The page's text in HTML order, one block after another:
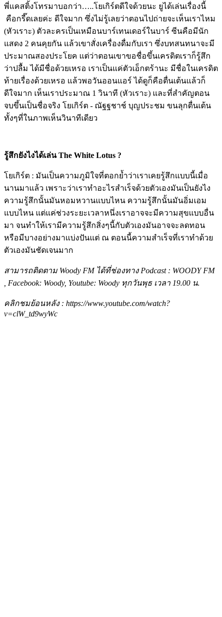
พี่แคสติ้งโทรมาบอกว่า…..โยเกิร์ตดีใจด้วยนะ ยูได้เล่นเรื่องนี้
คือกรี๊ดเลยค่ะ ดีใจมาก ซึ่งไม่รู้เลยว่าตอนไปถ่ายจะเห็นเราไหม
(หัวเราะ) ตัวละครเป็นเหมือนบาร์เทนเดอร์ในบาร์ ซีนคือมีนัก
แสดง 2 คนคุยกัน แล้วเขาสั่งเครื่องดื่มกับเรา ซึ่งบทสนทนาจะมี
ประมาณสองประโยค แต่ว่าตอนเขาขอชื่อขึ้นเครดิตเราก็รู้สึก
ว่าปลื้ม ได้มีชื่อด้วยเหรอ เราเป็นแค่ตัวเอ็กตร้านะ มีชื่อในเครดิต
ท้ายเรื่องด้วยเหรอ แล้วพอวันออนแอร์ ได้ดูก็คือตื่นเต้นแล้วก็
ดีใจมาก เห็นเราประมาณ 1 วินาที (หัวเราะ) และที่สำคัญตอน
จบขึ้นเป็นชื่อจริง โยเกิร์ต - ณัฐฐชาช์ บุญประชม ขนลุกตื่นเต้น
ทั้งๆที่ในภาพเห็นวินาทีเดียว
รู้สึกยังไงได้เล่น The White Lotus ?
โยเกิร์ต : มันเป็นความภูมิใจที่ตอกย้ำว่าเราเคยรู้สึกแบบนี้เมื่อ
นานมาแล้ว เพราะว่าเราทำอะไรสำเร็จด้วยตัวเองมันเป็นยังไง
ความรู้สึกนั้นมันหอมหวานแบบไหน ความรู้สึกนั้นมันอิ่มเอม
แบบไหน แต่แค่ช่วงระยะเวลาหนึ่งเราอาจจะมีความสุขแบบอื่น
มา จนทำให้เรามีความรู้สึกสิ่งๆนี้กับตัวเองมันอาจจะลดทอน
หรือมีบางอย่างมาแบ่งปันแต่ ณ ตอนนี้ความสำเร็จที่เราทำด้วย
ตัวเองมันชัดเจนมาก
สามารถติดตาม Woody FM ได้ที่ช่องทาง Podcast : WOODY FM
, Facebook: Woody, Youtube: Woody ทุกวันพุธ เวลา 19.00 น.
คลิกชมย้อนหลัง : https://www.youtube.com/watch?
v=clW_td9wyWc